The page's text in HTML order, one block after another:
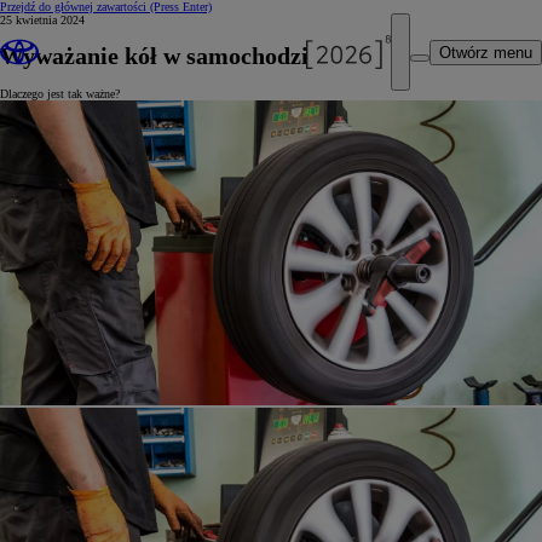
Przejdź do głównej zawartości (Press Enter)
Otwórz menu
25 kwietnia 2024
Wyważanie kół w samochodzie
Dlaczego jest tak ważne?